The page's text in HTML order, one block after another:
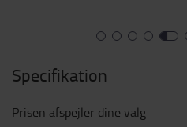
Specifikation
Prisen afspejler dine valg